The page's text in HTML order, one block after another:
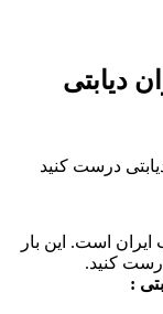
دیابتی
درست کنید
است. این بار
کنید.
: